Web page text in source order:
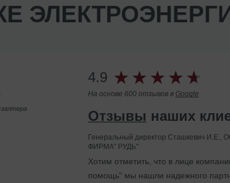
4.9
На основе 600 отзывов в Google
Отзывы наших
Генеральный директор Сташкевич И.Е.,
ФИРМА" РУДЬ"
Хотим отметить, что в лице
помощь" мы нашли надежного
Помогли с ликвидацией иностранного
представительства в Украине